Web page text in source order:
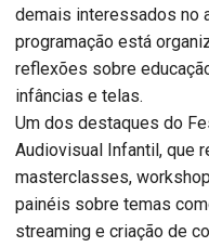
demais interessados no
programação está
reflexões sobre
infâncias e telas.
Um dos destaques do
Audiovisual Infantil, que
masterclasses,
painéis sobre temas
streaming e criação de